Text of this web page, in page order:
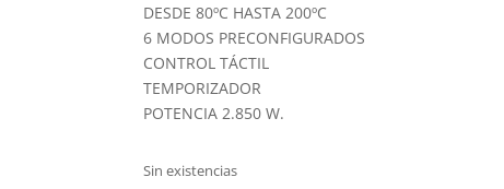
DESDE 80ºC HASTA 200ºC
6 MODOS PRECONFIGURADOS
CONTROL TÁCTIL
TEMPORIZADOR
POTENCIA 2.850 W.
Sin existencias